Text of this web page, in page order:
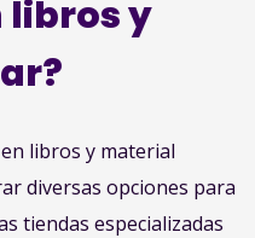
libros y
libros y material
diversas opciones para
tiendas especializadas